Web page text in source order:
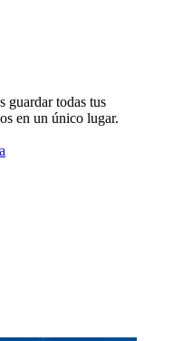
guardar todas tus
en un único lugar.